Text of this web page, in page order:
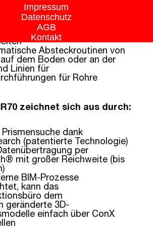
Impressum
Datenschutz
AGB
Kontakt
vor dem Betonieren
von Gebäudetechnik:
für Lüftungs- und
Einlässe und Schlitze für
Absteckroutinen von
dem Boden oder an der
Linien für
für Rohre
zeichnet sich aus durch:
Prismensuche dank
(patentierte Technologie)
per
mit großer Reichweite (bis
BIM-Prozesse
kann das
dem
geränderte 3D-
einfach über ConX